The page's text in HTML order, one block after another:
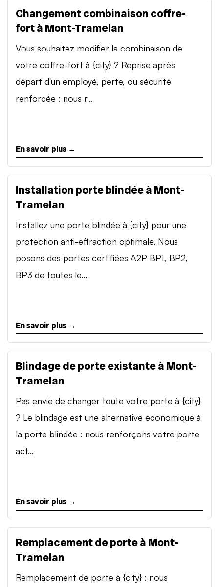
Changement combinaison coffre-
fort à Mont-Tramelan
Vous souhaitez modifier la combinaison de
votre coffre-fort à {city} ? Reprise après
départ d'un employé, perte, ou sécurité
renforcée : nous r...
En savoir plus →
Installation porte blindée à Mont-
Tramelan
Installez une porte blindée à {city} pour une
protection anti-effraction optimale. Nous
posons des portes certifiées A2P BP1, BP2,
BP3 de toutes le...
En savoir plus →
Blindage de porte existante à Mont-
Tramelan
Pas envie de changer toute votre porte à {city}
? Le blindage est une alternative économique à
la porte blindée : nous renforçons votre porte
act...
En savoir plus →
Remplacement de porte à Mont-
Tramelan
Remplacement de porte à {city} : nous